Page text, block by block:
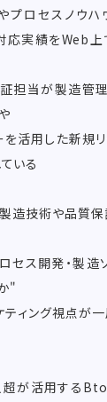
ロセスノウハ
応実績をWeb
担当が製造管
活用した新規
いる
造技術や品質
セス開発・製造
"
ィング視点が
超が活用する